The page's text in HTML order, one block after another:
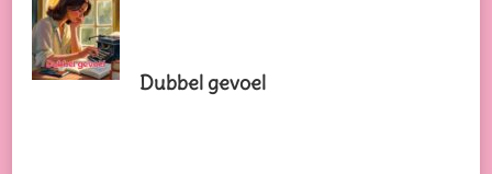
Dubbel gevoel